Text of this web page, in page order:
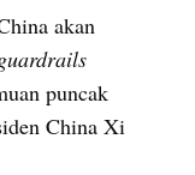
akan
puncak
China Xi